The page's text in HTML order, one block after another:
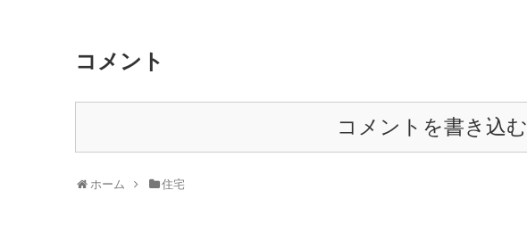
コメント
コメントを書き込む
ホーム 住宅